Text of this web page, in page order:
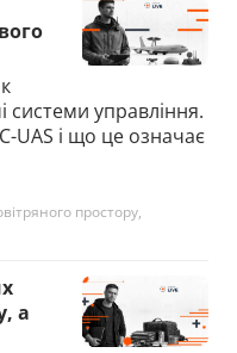
управління.
UAS і що це означає
простору,
а